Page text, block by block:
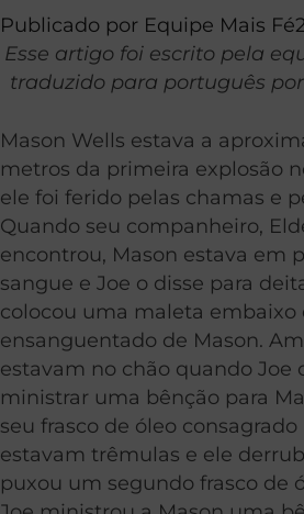
Publicado por Equipe Mais Fé
Esse artigo foi escrito pela
traduzido para português
Mason Wells estava a
metros da primeira explosão
ele foi ferido pelas chamas e
Quando seu companheiro,
encontrou, Mason estava em
sangue e Joe o disse para
colocou uma maleta embaixo
ensanguentado de Mason.
estavam no chão quando Joe
ministrar uma bênção para
seu frasco de óleo
estavam trêmulas e ele
puxou um segundo frasco de